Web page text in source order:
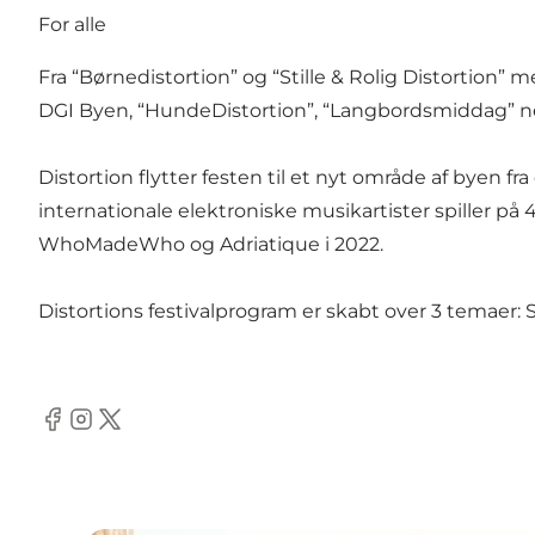
For alle
Fra “Børnedistortion” og “Stille & Rolig
DGI Byen, “HundeDistortion”,
Distortion flytter festen til et nyt område af byen
internationale elektroniske musikartister spiller på
WhoMadeWho og Adriatique i 2022.
Distortions festivalprogram er skabt over 3 temaer:
Facebook
Instagram
Twitter